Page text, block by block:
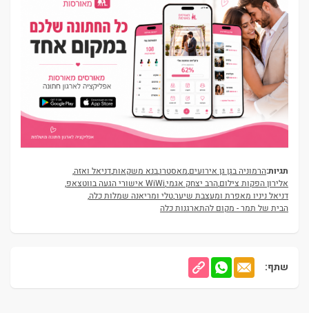
תגיות:הרמוניה בגן גן אירועים,מאסטרו,בנא משקאות,דניאל ואזה,
אלירון הפקות צילום,הרב יצחק אגמי,WiWi אישורי הגעה בווטצאפ
,
דניאל ניניו מאפרת ומעצבת שיער,טלי ומריאנה שמלות כלה,
הבית של תמר - מקום להתארגנות כלה
שתף: